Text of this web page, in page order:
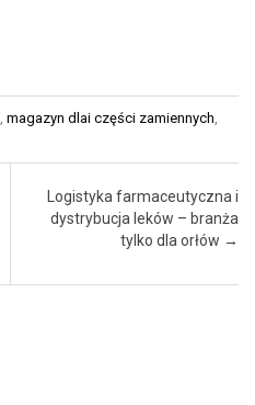
magazyn dlai części zamiennych
Logistyka farmaceutyczna i
dystrybucja leków – branża
tylko dla orłów →